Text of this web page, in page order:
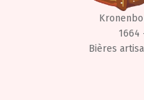
1664
Bières